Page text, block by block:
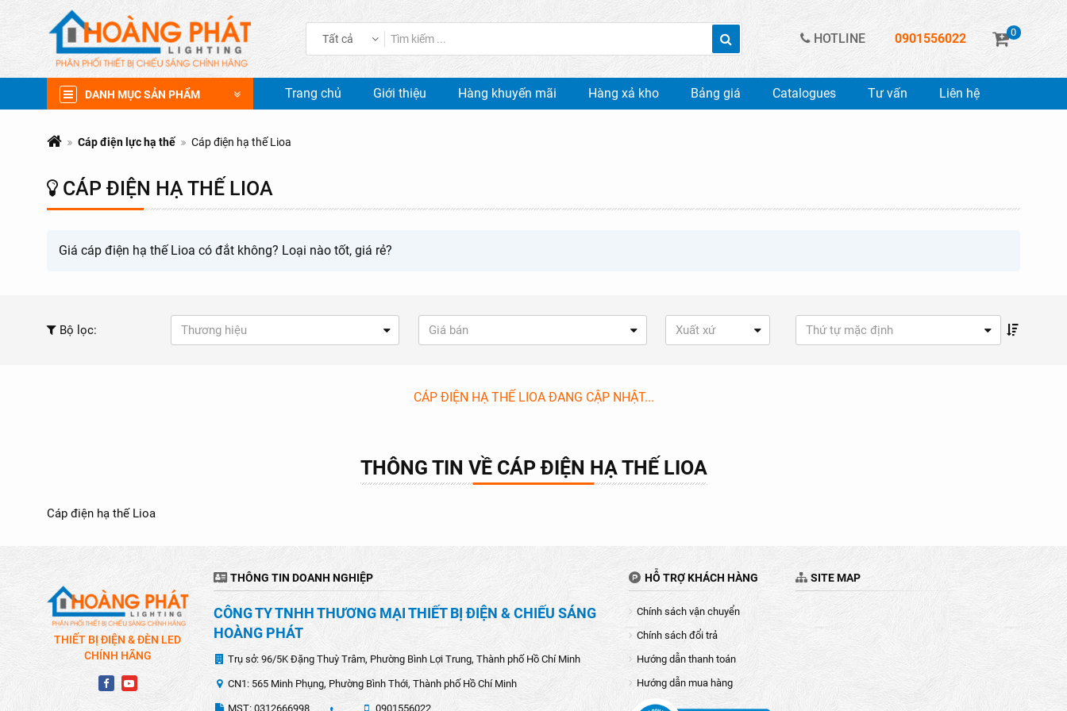
Tất cả HOTLINE 0901556022 0
DANH MỤC SẢN PHẨM Trang chủ Giới thiệu Hàng khuyến mãi Hàng xả kho Bảng giá Catalogues Tư vấn Liên hệ
Cáp điện lực hạ thế Cáp điện hạ thế Lioa
CÁP ĐIỆN HẠ THẾ LIOA
Giá cáp điện hạ thế Lioa có đắt không? Loại nào tốt, giá rẻ?
Bộ lọc: Thương hiệu Giá bán Xuất xứ Thứ tự mặc định
CÁP ĐIỆN HẠ THẾ LIOA ĐANG CẬP NHẬT...
THÔNG TIN VỀ CÁP ĐIỆN HẠ THẾ LIOA
Cáp điện hạ thế Lioa
THIẾT BỊ ĐIỆN & ĐÈN LED
CHÍNH HÃNG
THÔNG TIN DOANH NGHIỆP
CÔNG TY TNHH THƯƠNG MẠI THIẾT BỊ ĐIỆN & CHIẾU SÁNG
HOÀNG PHÁT
Trụ sở: 96/5K Đặng Thuỳ Trâm, Phường Bình Lợi Trung, Thành phố Hồ Chí Minh
CN1: 565 Minh Phụng, Phường Bình Thới, Thành phố Hồ Chí Minh
MST: 0312666998 0901556022
HỖ TRỢ KHÁCH HÀNG
Chính sách vận chuyển
Chính sách đổi trả
Hướng dẫn thanh toán
Hướng dẫn mua hàng
SITE MAP